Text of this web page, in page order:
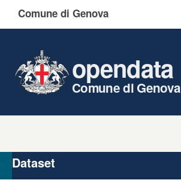
Comune di Genova
opendata
Comune di Genova
Organizzazioni
Gruppi
Dataset